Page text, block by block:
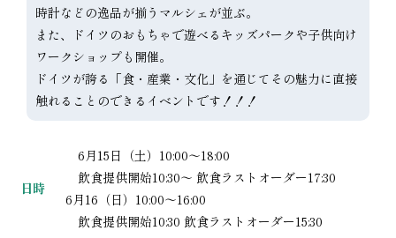
時計などの逸品が揃うマルシェが並ぶ。
また、ドイツのおもちゃで遊べるキッズパークや子供向け
ワークショップも開催。
ドイツが誇る「食・産業・文化」を通じてその魅力に直接
触れることのできるイベントです！！！
日時
6月15日（土）10:00～18:00
飲食提供開始10:30～ 飲食ラストオーダー17:30
6月16（日）10:00～16:00
飲食提供開始10:30 飲食ラストオーダー15:30